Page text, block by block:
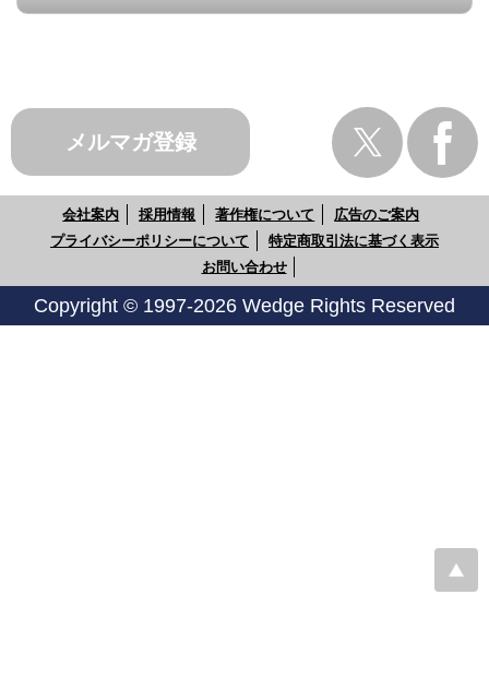
メルマガ登録
会社案内 採用情報 著作権について
広告のご案内
プライバシーポリシーについて
特定商取引法に基づく表示
お問い合わせ
Copyright © 1997-2026 Wedge Rights Reserved